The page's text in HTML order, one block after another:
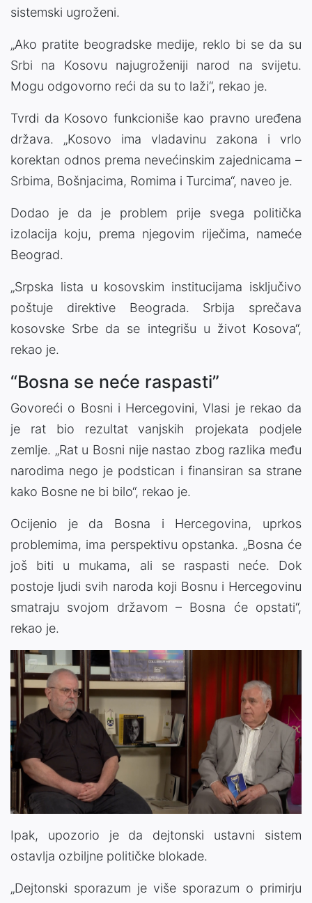
sistemski ugroženi.
„Ako pratite beogradske medije, reklo bi se da su
Srbi na Kosovu najugroženiji narod na svijetu.
Mogu odgovorno reći da su to laži“, rekao je.
Tvrdi da Kosovo funkcioniše kao pravno uređena
država. „Kosovo ima vladavinu zakona i vrlo
korektan odnos prema nevećinskim zajednicama –
Srbima, Bošnjacima, Romima i Turcima“, naveo je.
Dodao je da je problem prije svega politička
izolacija koju, prema njegovim riječima, nameće
Beograd.
„Srpska lista u kosovskim institucijama isključivo
poštuje direktive Beograda. Srbija sprečava
kosovske Srbe da se integrišu u život Kosova“,
rekao je.
“Bosna se neće raspasti”
Govoreći o Bosni i Hercegovini, Vlasi je rekao da
je rat bio rezultat vanjskih projekata podjele
zemlje. „Rat u Bosni nije nastao zbog razlika među
narodima nego je podstican i finansiran sa strane
kako Bosne ne bi bilo“, rekao je.
Ocijenio je da Bosna i Hercegovina, uprkos
problemima, ima perspektivu opstanka. „Bosna će
još biti u mukama, ali se raspasti neće. Dok
postoje ljudi svih naroda koji Bosnu i Hercegovinu
smatraju svojom državom – Bosna će opstati“,
rekao je.
Ipak, upozorio je da dejtonski ustavni sistem
ostavlja ozbiljne političke blokade.
„Dejtonski sporazum je više sporazum o primirju